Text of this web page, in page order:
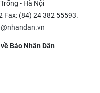
- Hà Nội
Fax: (84) 24 382 55593.
Báo Nhân Dân